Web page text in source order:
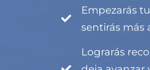
Empezarás
sentirás más
Lograrás